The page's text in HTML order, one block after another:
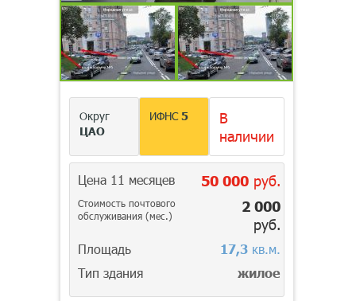
Округ
ЦАО
ИФНС5
В
наличии
Цена 11 месяцев 50 000руб.
Стоимость почтового
обслуживания (мес.)
2 000
руб.
Площадь 17,3кв.м.
Тип здания
жилое